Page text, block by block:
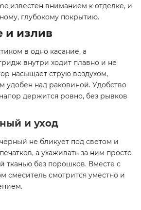
известен вниманием к отделке, и
глубокому покрытию.
и излив
в одно касание, а
внутри ходит плавно и не
насыщает струю воздухом,
удобен над раковиной. Удобство
держится ровно, без рывков
и уход
не бликует под светом и
а ухаживать за ним просто
тканью без порошков. Вместе с
смеситель смотрится уместно и